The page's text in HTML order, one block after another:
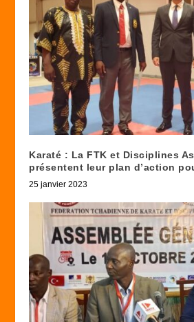
Karaté : La FTK et Disciplines
présentent leur plan d’action
25 janvier 2023